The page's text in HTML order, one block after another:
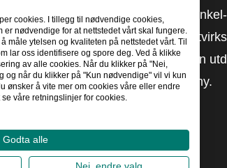
vår egen
Academy.
cookies. I tillegg til nødvendige cookies,
nødvendige for at nettstedet vårt skal fungere.
måle ytelsen og kvaliteten på nettstedet vårt. Til
lar oss identifisere og spore deg. Ved å klikke
av alle cookies. Når du klikker på "Nei,
og når du klikker på "Kun nødvendige" vil vi kun
ønsker å vite mer om cookies våre eller endre
våre retningslinjer for cookies.
Godta alle